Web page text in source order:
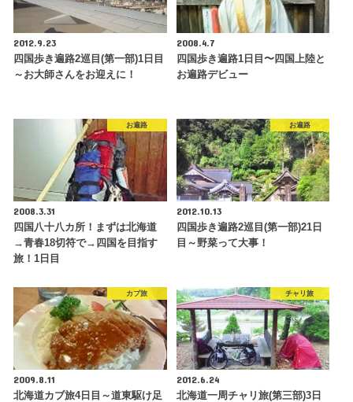
2012.9.23
四国歩き遍路2巡目(第一部)1日目
～お大師さんをお迎えに！
2008.4.7
四国歩き遍路1日目〜四国上陸と
お遍路デビュー
お遍路
2008.3.31
四国八十八カ所！まずは北海道
→青春18切符で→四国を目指す
旅！1日目
お遍路
2012.10.13
四国歩き遍路2巡目(第一部)21日
目～野菜って大事！
カブ旅
2009.8.11
北海道カブ旅4日目～道東駆け足
チャリ旅
2012.6.24
北海道一周チャリ旅(第三部)3日